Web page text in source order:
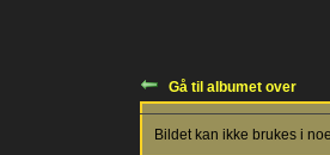
Gå til albumet over
Bildet kan ikke brukes i